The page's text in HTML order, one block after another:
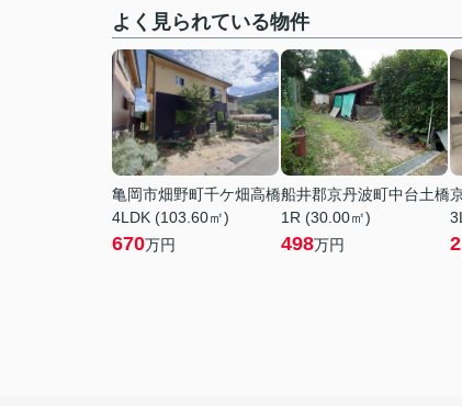
よく見られている物件
亀岡市畑野町千ケ畑高橋
4LDK (103.60㎡)
670万円
船井郡京丹波町中台土橋
1R (30.00㎡)
498万円